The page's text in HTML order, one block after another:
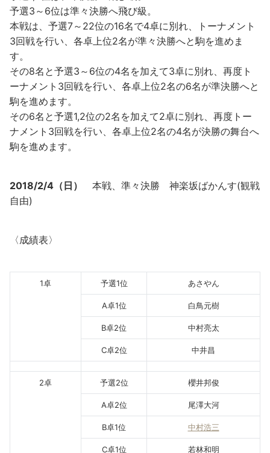
予選3～6位は準々決勝へ飛び級。
本戦は、予選7～22位の16名で4卓に別れ、トーナメント
3回戦を行い、各卓上位2名が準々決勝へと駒を進めま
す。
その8名と予選3～6位の4名を加えて3卓に別れ、再度ト
ーナメント3回戦を行い、各卓上位2名の6名が準決勝へと
駒を進めます。
その6名と予選1,2位の2名を加えて2卓に別れ、再度トー
ナメント3回戦を行い、各卓上位2名の4名が決勝の舞台へ
駒を進めます。
2018/2/4（日）
本戦、準々決勝 神楽坂ばかんす(観戦
自由)
〈成績表〉
1卓 予選1位 あさやん
A卓1位 白鳥元樹
B卓2位 中村亮太
C卓2位 中井昌
2卓 予選2位 櫻井邦俊
A卓2位 尾澤大河
B卓1位 中村浩三
C卓1位 若林和明